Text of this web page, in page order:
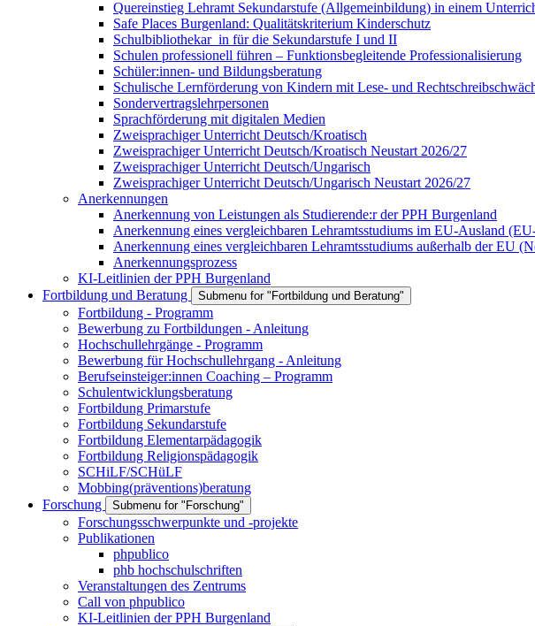
Quereinstieg Lehramt Sekundarstufe (Allgemeinbildung) in einem
Safe Places Burgenland: Qualitätskriterium Kinderschutz
Schulbibliothekar_in für die Sekundarstufe I und II
Schulen professionell führen – Funktionsbegleitende Professionalisierung
Schüler:innen- und Bildungsberatung
Schulische Lernförderung von Kindern mit Lese- und
Sondervertragslehrpersonen
Sprachförderung mit digitalen Medien
Zweisprachiger Unterricht Deutsch/Kroatisch
Zweisprachiger Unterricht Deutsch/Kroatisch Neustart 2026/27
Zweisprachiger Unterricht Deutsch/Ungarisch
Zweisprachiger Unterricht Deutsch/Ungarisch Neustart 2026/27
Anerkennungen
Anerkennung von Leistungen als Studierende:r der PPH Burgenland
Anerkennung eines vergleichbaren Lehramtsstudiums im EU-Ausland
Anerkennung eines vergleichbaren Lehramtsstudiums außerhalb der EU
Anerkennungsprozess
KI-Leitlinien der PPH Burgenland
Fortbildung und Beratung
Submenu for "Fortbildung und Beratung"
Fortbildung - Programm
Bewerbung zu Fortbildungen - Anleitung
Hochschullehrgänge - Programm
Bewerbung für Hochschullehrgang - Anleitung
Berufseinsteiger:innen Coaching – Programm
Schulentwicklungsberatung
Fortbildung Primarstufe
Fortbildung Sekundarstufe
Fortbildung Elementarpädagogik
Fortbildung Religionspädagogik
SCHiLF/SCHüLF
Mobbing(präventions)beratung
Forschung
Submenu for "Forschung"
Forschungsschwerpunkte und -projekte
Publikationen
phpublico
phb hochschulschriften
Veranstaltungen des Zentrums
Call von phpublico
KI-Leitlinien der PPH Burgenland